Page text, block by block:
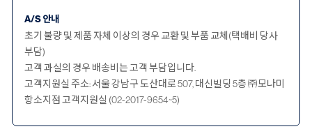
A/S 안내
초기 불량 및 제품 자체 이상의 경우 교환 및 부품 교체(택배비 당사
부담)
고객 과실의 경우 배송비는 고객 부담입니다.
고객지원실 주소: 서울 강남구 도산대로 507, 대신빌딩 5층 ㈜모나미
항소지점 고객지원실 (02-2017-9654~5)